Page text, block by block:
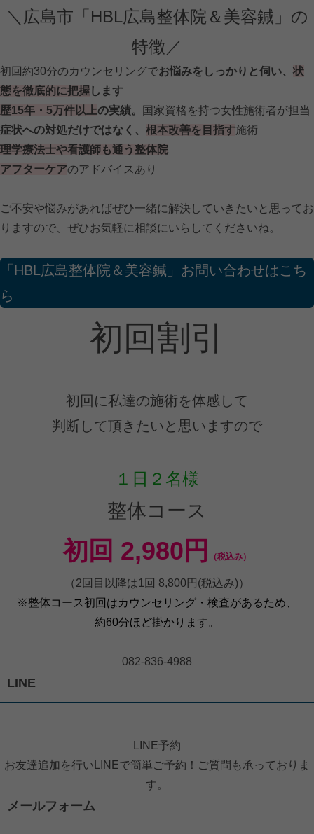
＼広島市「HBL広島整体院＆美容鍼」の
特徴／
初回約30分のカウンセリングでお悩みをしっかりと伺い、 状
態を徹底的に把握 します
歴15年・5万件以上の実績。
国家資格を持つ女性施術者が担当
症状への対処だけではなく、 根本改善を目指す施術
理学療法士や看護師も通う整体院
アフターケアのアドバイスあり
ご不安や悩みがあればぜひ一緒に解決していきたいと思ってお
りますので、ぜひお気軽に相談にいらしてくださいね。
「HBL広島整体院＆美容鍼」お問い合わせはこち
ら
初回割引
初回に私達の施術を体感して
判断して頂きたいと思いますので
１日２名様
整体コース
初回 2,980円 （税込み）
（2回目以降は1回 8,800円(税込み)）
※整体コース初回はカウンセリング・検査があるため、
約60分ほど掛かります。
082-836-4988
LINE
LINE予約
お友達追加を行いLINEで簡単ご予約！ご質問も承っておりま
す。
メールフォーム